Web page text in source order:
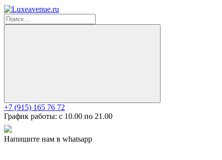
+7 (915) 165 76 72
График работы: c 10.00 по 21.00
Напишите нам в whatsapp